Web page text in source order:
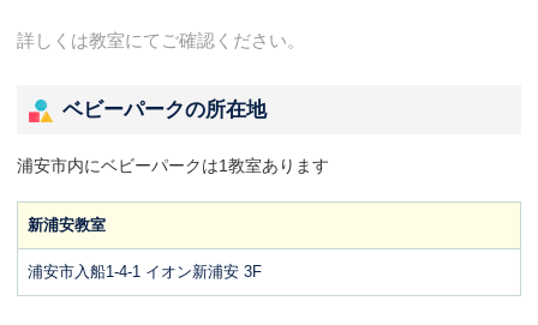
詳しくは教室にてご確認ください。
ベビーパークの所在地
浦安市内にベビーパークは1教室あります
新浦安教室
浦安市入船1-4-1 イオン新浦安 3F